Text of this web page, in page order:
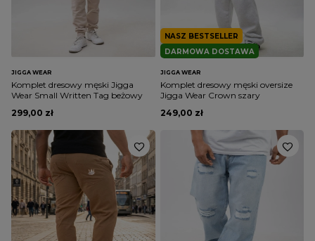
JIGGA WEAR
Komplet dresowy męski Jigga
Wear Small Written Tag beżowy
299,00 zł
NASZ BESTSELLER
DARMOWA DOSTAWA
JIGGA WEAR
Komplet dresowy męski oversize
Jigga Wear Crown szary
249,00 zł